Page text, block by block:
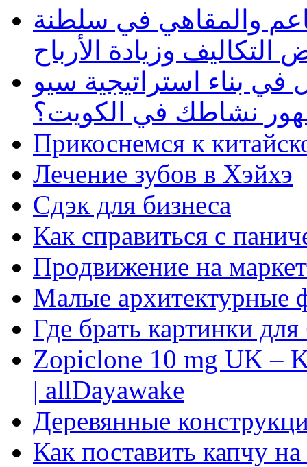
والمقاهي في سلطنة
وزيادة الأرباح
بناء استراتيجية سيو
نشاطك في الكويت؟
Прикоснемся к
Лечение зубов в Хэйхэ
Сдэк для бизнеса
Как справиться с
Продвижение на
Малые архитектурные
Где брать картинки
Zopiclone 10 mg UK –
| allDayawake
Деревянные
Как поставить капчу